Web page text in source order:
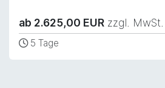
ab 2.625,00 EUR zzgl. MwSt.
5 Tage